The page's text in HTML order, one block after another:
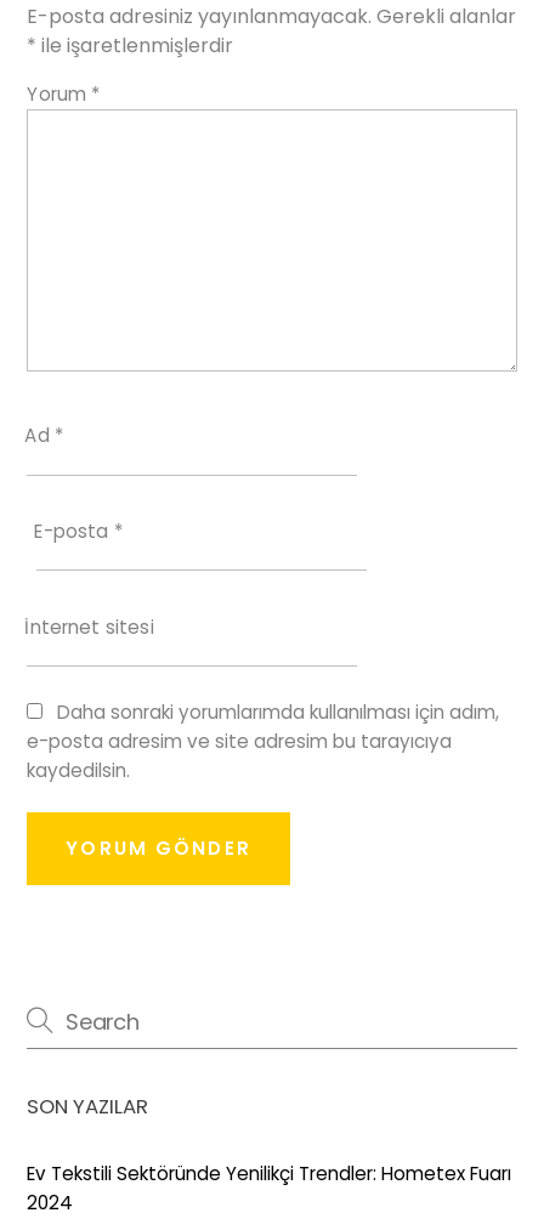
E-posta adresiniz yayınlanmayacak. Gerekli alanlar
* ile işaretlenmişlerdir
Yorum *
Ad *
E-posta *
İnternet sitesi
Daha sonraki yorumlarımda kullanılması için adım,
e-posta adresim ve site adresim bu tarayıcıya
kaydedilsin.
SON YAZILAR
Ev Tekstili Sektöründe Yenilikçi Trendler: Hometex Fuarı
2024